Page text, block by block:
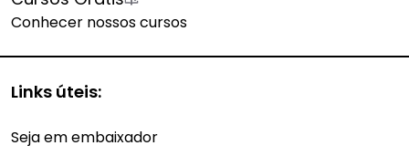
Conhecer nossos cursos
Links úteis:
Seja em embaixador